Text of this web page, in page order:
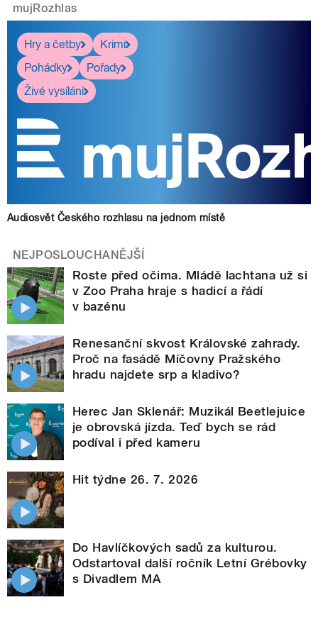
mujRozhlas
Hry a četby
Krimi
Pohádky
Pořady
Živé vysílání
Audiosvět Českého rozhlasu na jednom místě
NEJPOSLOUCHANĚJŠÍ
Roste před očima. Mládě lachtana už si
v Zoo Praha hraje s hadicí a řádí
v bazénu
Renesanční skvost Královské zahrady.
Proč na fasádě Míčovny Pražského
hradu najdete srp a kladivo?
Herec Jan Sklenář: Muzikál Beetlejuice
je obrovská jízda. Teď bych se rád
podíval i před kameru
Hit týdne 26. 7. 2026
Do Havlíčkových sadů za kulturou.
Odstartoval další ročník Letní Grébovky
s Divadlem MA